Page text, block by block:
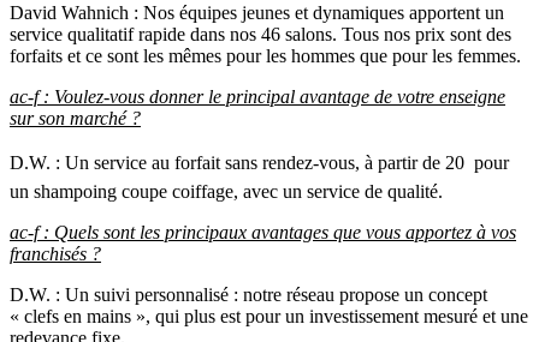
David Wahnich : Nos équipes jeunes et dynamiques apportent un
service qualitatif rapide dans nos 46 salons. Tous nos prix sont des
forfaits et ce sont les mêmes pour les hommes que pour les femmes.
ac-f : Voulez-vous donner le principal avantage de votre enseigne
sur son marché ?
D.W. : Un service au forfait sans rendez-vous, à partir de 20  pour
un shampoing coupe coiffage, avec un service de qualité.
ac-f : Quels sont les principaux avantages que vous apportez à vos
franchisés ?
D.W. : Un suivi personnalisé : notre réseau propose un concept
« clefs en mains », qui plus est pour un investissement mesuré et une
redevance fixe.